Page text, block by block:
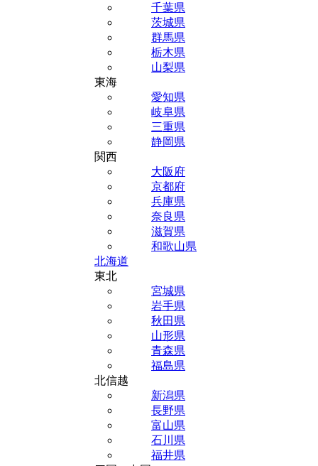
千葉県
茨城県
群馬県
栃木県
山梨県
東海
愛知県
岐阜県
三重県
静岡県
関西
大阪府
京都府
兵庫県
奈良県
滋賀県
和歌山県
北海道
東北
宮城県
岩手県
秋田県
山形県
青森県
福島県
北信越
新潟県
長野県
富山県
石川県
福井県